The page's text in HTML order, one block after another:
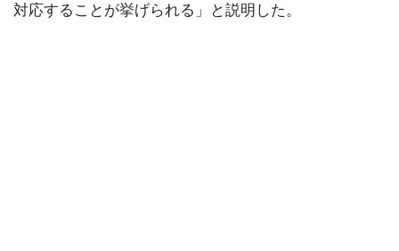
対応することが挙げられる」と説明した。